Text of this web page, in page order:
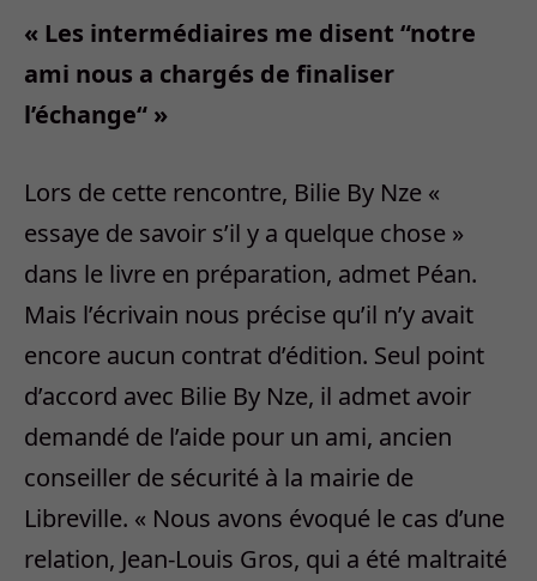
« Les intermédiaires me disent “notre
ami nous a chargés de finaliser
l’échange“ »
Lors de cette rencontre, Bilie By Nze «
essaye de savoir s’il y a quelque chose »
dans le livre en préparation, admet Péan.
Mais l’écrivain nous précise qu’il n’y avait
encore aucun contrat d’édition. Seul point
d’accord avec Bilie By Nze, il admet avoir
demandé de l’aide pour un ami, ancien
conseiller de sécurité à la mairie de
Libreville. « Nous avons évoqué le cas d’une
relation, Jean-Louis Gros, qui a été maltraité